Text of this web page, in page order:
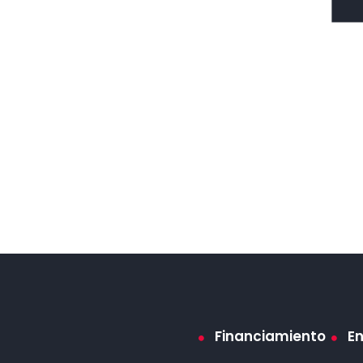
Financiamiento